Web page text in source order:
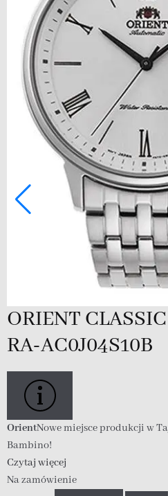
ORIENT
RA-AC0J04S10B
OrientNowe miejsce produkcji w
Bambino!
Czytaj więcej
Na zamówienie